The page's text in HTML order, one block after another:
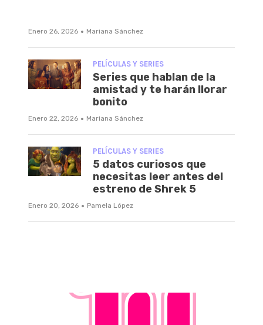
Enero 26, 2026 · Mariana Sánchez
PELÍCULAS Y SERIES
Series que hablan de la
amistad y te harán llorar
bonito
Enero 22, 2026 · Mariana Sánchez
PELÍCULAS Y SERIES
5 datos curiosos que
necesitas leer antes del
estreno de Shrek 5
Enero 20, 2026 · Pamela López